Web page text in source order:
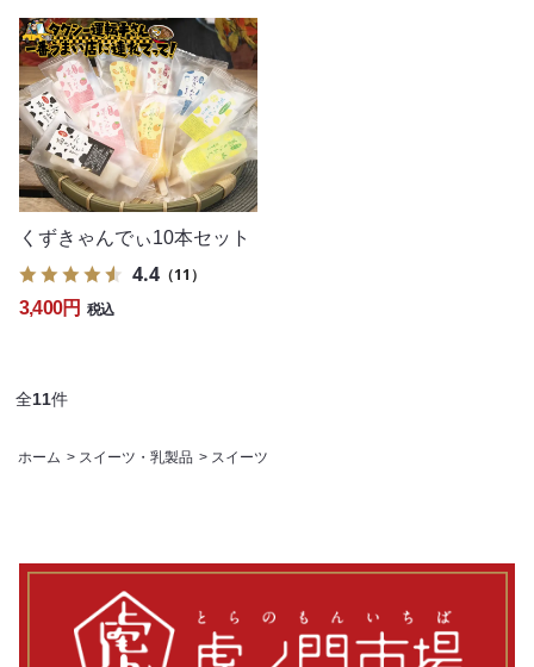
くずきゃんでぃ10本セット
4.4 （11）
3,400円 税込
全11件
ホーム > スイーツ・乳製品 > スイーツ